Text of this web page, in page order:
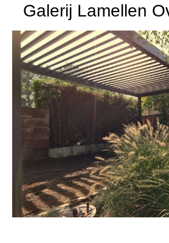
Galerij Lamellen